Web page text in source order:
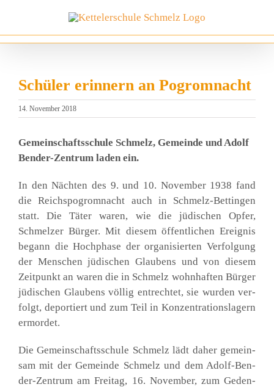
springen
Schüler erinnern an Pogromnacht
14. November 2018
Gemein­schafts­schu­le Schmelz, Gemein­de und Adolf
Ben­der-Zen­trum laden ein.
In den Näch­ten des 9. und 10. Novem­ber 1938 fand
die Reichs­po­grom­nacht auch in Schmelz-Bet­tin­gen
statt. Die Täter waren, wie die jüdi­schen Opfer,
Schmel­zer Bür­ger. Mit die­sem öffent­li­chen Ereig­nis
begann die Hoch­pha­se der orga­ni­sier­ten Ver­fol­gung
der Men­schen jüdi­schen Glau­bens und von die­sem
Zeit­punkt an waren die in Schmelz wohn­haf­ten Bür­ger
jüdi­schen Glau­bens völ­lig ent­rech­tet, sie wur­den ver­
folgt, depor­tiert und zum Teil in Kon­zen­tra­ti­ons­la­gern
ermor­det.
Die Gemein­schafts­schu­le Schmelz lädt daher gemein­
sam mit der Gemein­de Schmelz und dem Adolf-Ben­
der-Zen­trum am Frei­tag, 16. Novem­ber, zum Geden­